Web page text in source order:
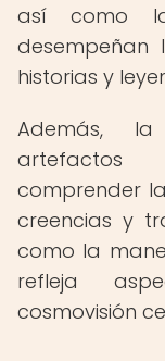
así como
desempeñan
historias y
Además,
artefactos
comprender
creencias y
como la
refleja
cosmovisión